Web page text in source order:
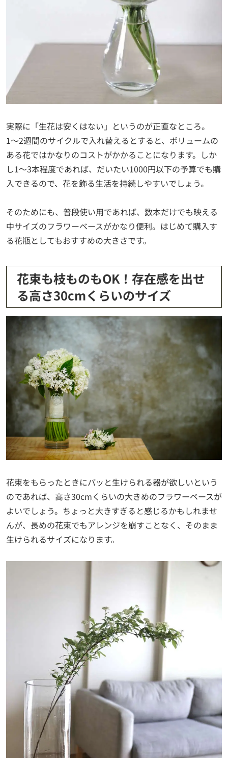
実際に「生花は安くはない」というのが正直なところ。
1〜2週間のサイクルで入れ替えるとすると、ボリュームの
ある花ではかなりのコストがかかることになります。しか
し1〜3本程度であれば、だいたい1000円以下の予算でも購
入できるので、花を飾る生活を持続しやすいでしょう。
そのためにも、普段使い用であれば、数本だけでも映える
中サイズのフラワーベースがかなり便利。はじめて購入す
る花瓶としてもおすすめの大きさです。
花束も枝ものもOK！存在感を出せ
る高さ30cmくらいのサイズ
花束をもらったときにパッと生けられる器が欲しいという
のであれば、高さ30cmくらいの大きめのフラワーベースが
よいでしょう。ちょっと大きすぎると感じるかもしれませ
んが、長めの花束でもアレンジを崩すことなく、そのまま
生けられるサイズになります。